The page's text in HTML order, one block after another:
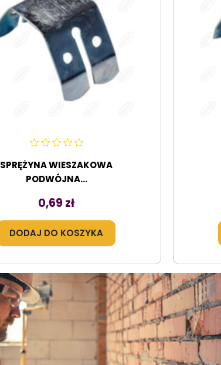
SPRĘŻYNA WIESZAKOWA
PODWÓJNA...
Cena
0,69 zł
DODAJ DO KOSZYKA